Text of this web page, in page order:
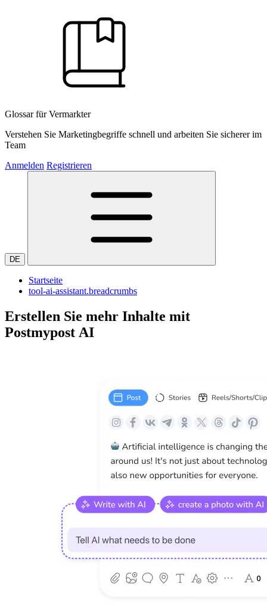
Glossar für Vermarkter
Verstehen Sie Marketingbegriffe schnell und arbeiten Sie sicherer im
Team
Anmelden Registrieren
DE
Startseite
tool-ai-assistant.breadcrumbs
Erstellen Sie mehr Inhalte mit
Postmypost AI